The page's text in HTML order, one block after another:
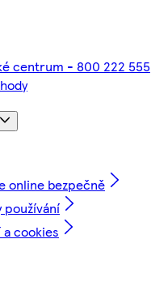
centrum - 800 222 555
online bezpečně
používání
cookies